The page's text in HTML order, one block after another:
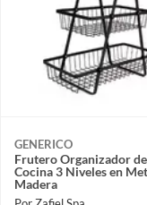
GENERICO
Frutero Organizador de
Cocina 3 Niveles en
Madera